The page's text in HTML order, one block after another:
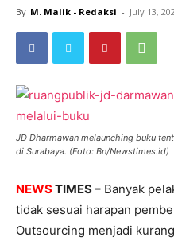
By M. Malik - Redaksi - July 13,
JD Dharmawan melaunching buku
di Surabaya. (Foto: Bn/Newstimes.id)
NEWSTIMES – Banyak
tidak sesuai harapan
Outsourcing menjadi